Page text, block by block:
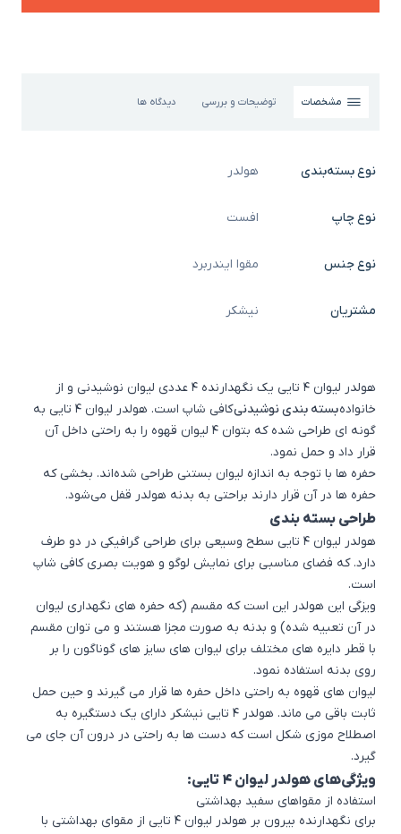
مشخصات توضیحات و بررسی دیدگاه ها
نوع بسته‌بندی هولدر
نوع چاپ افست
نوع جنس مقوا ایندربرد
مشتریان نیشکر
هولدر لیوان 4 تایی یک نگهدارنده ۴ عددی لیوان نوشیدنی و از
خانوادهبسته بندی نوشیدنی
کافی شاپ است. هولدر لیوان ۴ تایی به
گونه ای طراحی شده که بتوان ۴ لیوان قهوه را به راحتی داخل آن
قرار داد و حمل نمود.
حفره ها با توجه به اندازه لیوان بستنی طراحی شده‌اند. بخشی که
حفره ها در آن قرار دارند براحتی به بدنه هولدر قفل می‌شود.
طراحی بسته بندی
هولدر لیوان 4 تایی سطح وسیعی برای طراحی گرافیکی در دو طرف
دارد. که فضای مناسبی برای نمایش لوگو و هویت بصری کافی شاپ
است.
ویزگی این هولدر این است که مقسم (که حفره های نگهداری لیوان
در آن تعبیه شده) و بدنه به صورت مجزا هستند و می توان مقسم
با قطر دایره های مختلف برای لیوان های سایز های گوناگون را بر
روی بدنه استفاده نمود.
لیوان های قهوه به راحتی داخل حفره ها قرار می گیرند و حین حمل
ثابت باقی می ماند. هولدر ۴ تایی نیشکر دارای یک دستگیره به
اصطلاح موزی شکل است که دست ها به راحتی در درون آن جای می
گیرد.
ویژگی‌های هولدر لیوان ۴ تایی:
استفاده از مقواهای سفید بهداشتی
برای نگهدارنده بیرون بر هولدر لیوان ۴ تایی از مقوای بهداشتی با